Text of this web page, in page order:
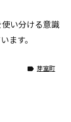
い分ける意識
ます。
 芽室町